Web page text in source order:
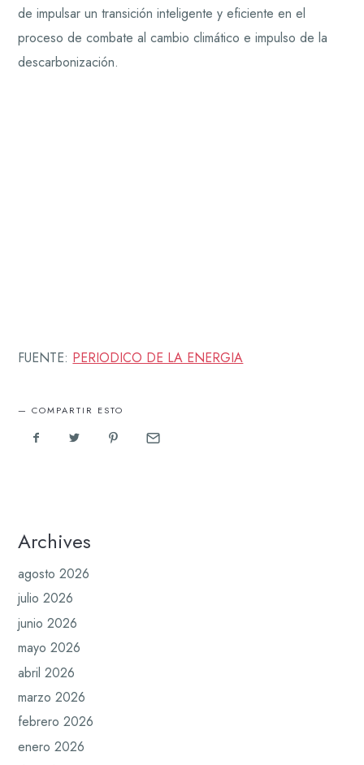
de impulsar un transición inteligente y eficiente en el
proceso de combate al cambio climático e impulso de la
descarbonización.
FUENTE: PERIODICO DE LA ENERGIA
COMPARTIR ESTO
Archives
agosto 2026
julio 2026
junio 2026
mayo 2026
abril 2026
marzo 2026
febrero 2026
enero 2026